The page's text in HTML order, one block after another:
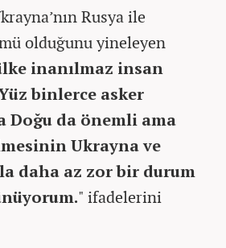
Rusya ile
olduğunu yineleyen
inanılmaz insan
binlerce asker
Doğu da önemli ama
Ukrayna ve
daha az zor bir durum
" ifadelerini